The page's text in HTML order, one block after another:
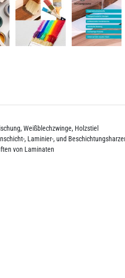
Weißblechzwinge, Holzstiel
, Laminier-, und
von Laminaten